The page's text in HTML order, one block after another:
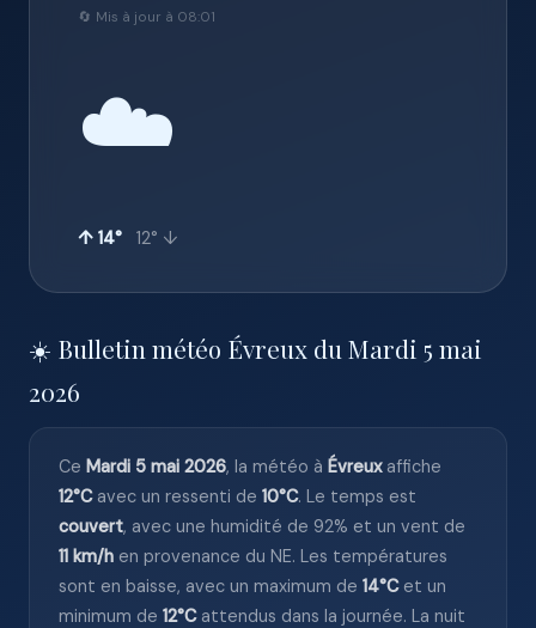
🔄 Mis à jour à 08:01
☁️
↑ 14° 12° ↓
☀️ Bulletin météo Évreux du Mardi 5 mai
2026
Ce Mardi 5 mai 2026, la météo à Évreuxaffiche
12°Cavec un ressenti de 10°C. Le temps est
couvert, avec une humidité de 92% et un vent de
11 km/h en provenance du NE. Les températures
sont en baisse, avec un maximum de 14°Cet un
minimum de 12°Cattendus dans la journée. La nuit